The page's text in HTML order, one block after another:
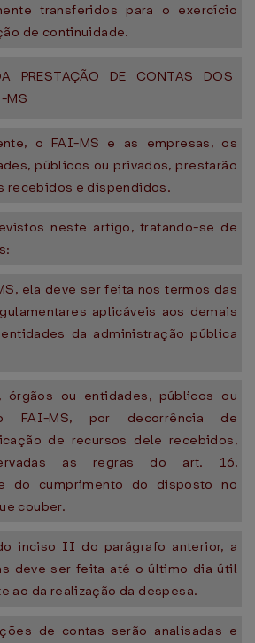
transferidos para o exercício
de continuidade.
PRESTAÇÃO DE CONTAS DOS
MS
o FAI-MS e as empresas, os
públicos ou privados, prestarão
recebidos e dispendidos.
neste artigo, tratando-se de
ela deve ser feita nos termos das
aplicáveis aos demais
da administração pública
ou entidades, públicos ou
FAI-MS, por decorrência de
de recursos dele recebidos,
as regras do art. 16,
do cumprimento do disposto no
couber.
inciso II do parágrafo anterior, a
deve ser feita até o último dia útil
ao da realização da despesa.
de contas serão analisadas e